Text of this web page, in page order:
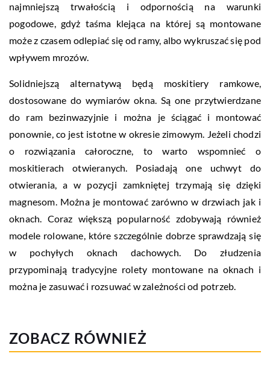
najmniejszą trwałością i odpornością na warunki
pogodowe, gdyż taśma klejąca na której są montowane
może z czasem odlepiać się od ramy, albo wykruszać się pod
wpływem mrozów.
Solidniejszą alternatywą będą moskitiery ramkowe,
dostosowane do wymiarów okna. Są one przytwierdzane
do ram bezinwazyjnie i można je ściągać i montować
ponownie, co jest istotne w okresie zimowym. Jeżeli chodzi
o rozwiązania całoroczne, to warto wspomnieć o
moskitierach otwieranych. Posiadają one uchwyt do
otwierania, a w pozycji zamkniętej trzymają się dzięki
magnesom. Można je montować zarówno w drzwiach jak i
oknach. Coraz większą popularność zdobywają również
modele rolowane, które szczególnie dobrze sprawdzają się
w pochyłych oknach dachowych. Do złudzenia
przypominają tradycyjne rolety montowane na oknach i
można je zasuwać i rozsuwać w zależności od potrzeb.
ZOBACZ RÓWNIEŻ